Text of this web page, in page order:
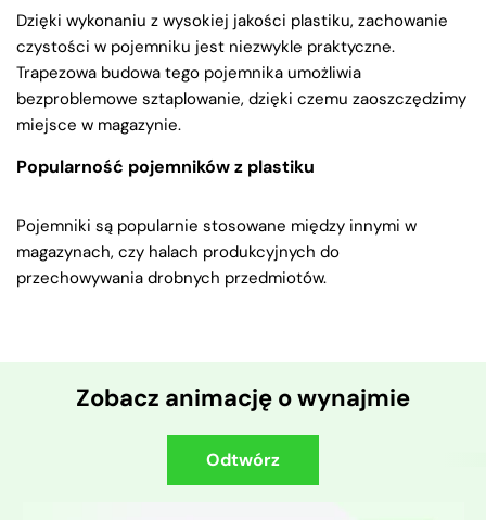
Dzięki wykonaniu z wysokiej jakości plastiku, zachowanie
czystości w pojemniku jest niezwykle praktyczne.
Trapezowa budowa tego pojemnika umożliwia
bezproblemowe sztaplowanie, dzięki czemu zaoszczędzimy
miejsce w magazynie.
Popularność pojemników z plastiku
Pojemniki są popularnie stosowane między innymi w
magazynach, czy halach produkcyjnych do
przechowywania drobnych przedmiotów.
Zobacz animację o wynajmie
Odtwórz